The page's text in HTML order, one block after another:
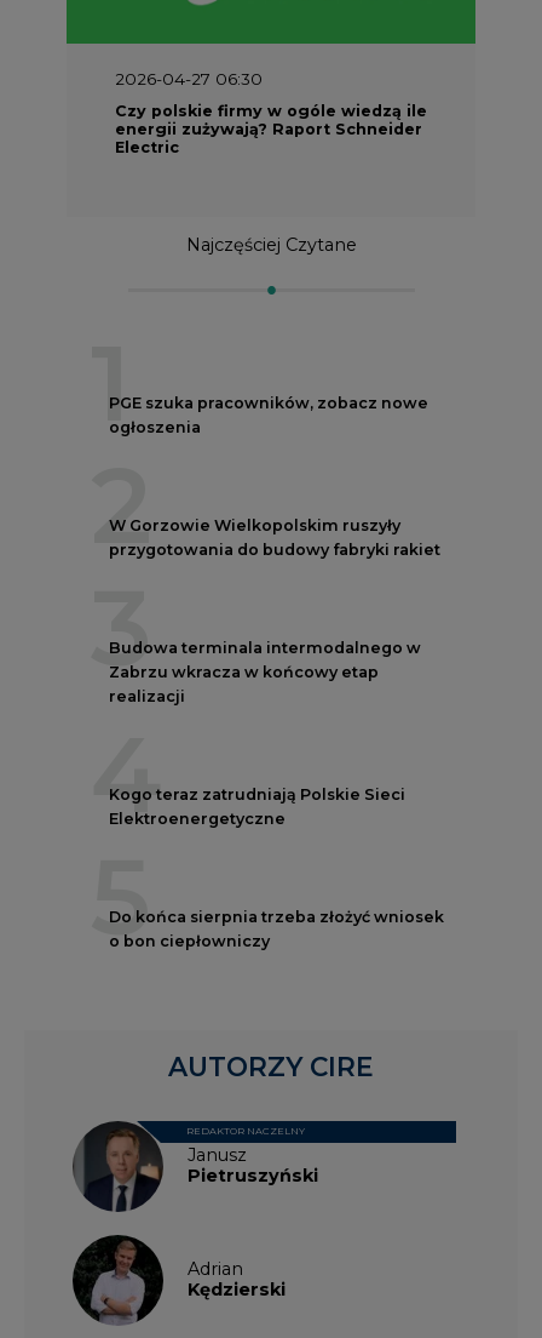
2026-04-27 06:30
Czy polskie firmy w ogóle wiedzą ile
energii zużywają? Raport Schneider
Electric
Najczęściej Czytane
1
PGE szuka pracowników, zobacz nowe
ogłoszenia
2
W Gorzowie Wielkopolskim ruszyły
przygotowania do budowy fabryki rakiet
3
Budowa terminala intermodalnego w
Zabrzu wkracza w końcowy etap
realizacji
4
Kogo teraz zatrudniają Polskie Sieci
Elektroenergetyczne
5
Do końca sierpnia trzeba złożyć wniosek
o bon ciepłowniczy
Janusz
Pietruszyński
REDAKTOR NACZELNY
Adrian
Kędzierski
AUTORZY CIRE